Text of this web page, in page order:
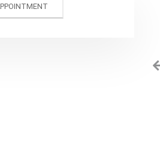
ipsum dolor sit amet, consectetur
potenti. Lorem ipsum dolor